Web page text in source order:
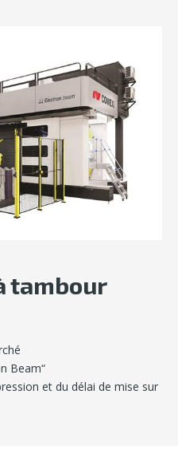
tambour
Beam“
et du délai de mise sur